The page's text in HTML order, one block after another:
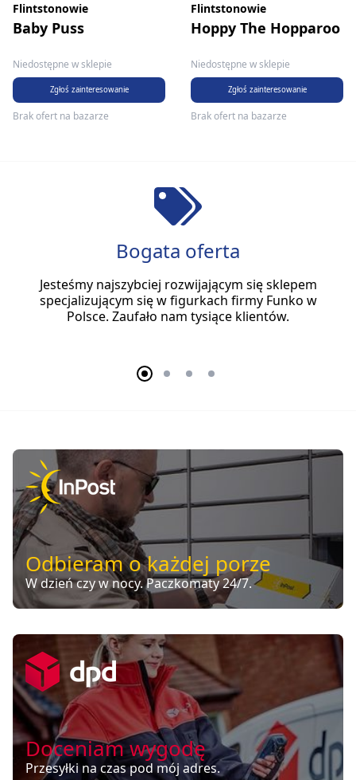
Flintstonowie
Baby Puss
Niedostępne w sklepie
Zgłoś zainteresowanie
Brak ofert na bazarze
Flintstonowie
Hoppy The Hopparoo
Niedostępne w sklepie
Zgłoś zainteresowanie
Brak ofert na bazarze
Bogata oferta
Jesteśmy najszybciej rozwijającym się sklepem
specjalizującym się w figurkach firmy Funko w
Polsce. Zaufało nam tysiące klientów.
Odbieram o każdej porze
W dzień czy w nocy. Paczkomaty 24/7.
Doceniam wygodę
Przesyłki na czas pod mój adres.